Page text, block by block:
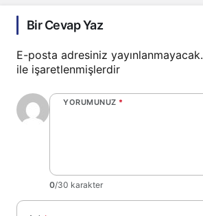
Bir Cevap Yaz
E-posta adresiniz yayınlanmayacak.
ile işaretlenmişlerdir
YORUMUNUZ *
0/30 karakter